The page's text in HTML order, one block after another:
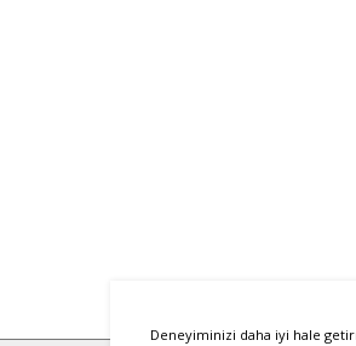
Deneyiminizi daha iyi hale